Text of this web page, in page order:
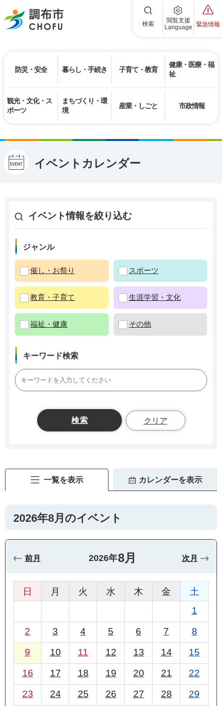
調布市 検索
閲覧支援
Language
緊急情報
防災・安全 暮らし・手続き 子育て・教育
健康・医療・福
祉
観光・文化・ス
ポーツ
まちづくり・環
境
産業・しごと 市政情報
イベントカレンダー
イベント情報を絞り込む
ジャンル
催し・お祭り スポーツ
教育・子育て 生涯学習・文化
福祉・健康 その他
キーワード検索
クリア
一覧を表示 カレンダーを表示
2026年8月のイベント
2026年8月
前月 次月
日 月 火 水 木 金
土
1
2
3 4 5 6 7
8
9
10 11 12 13 14
15
16
17 18 19 20 21
22
23
24 25 26 27 28
29